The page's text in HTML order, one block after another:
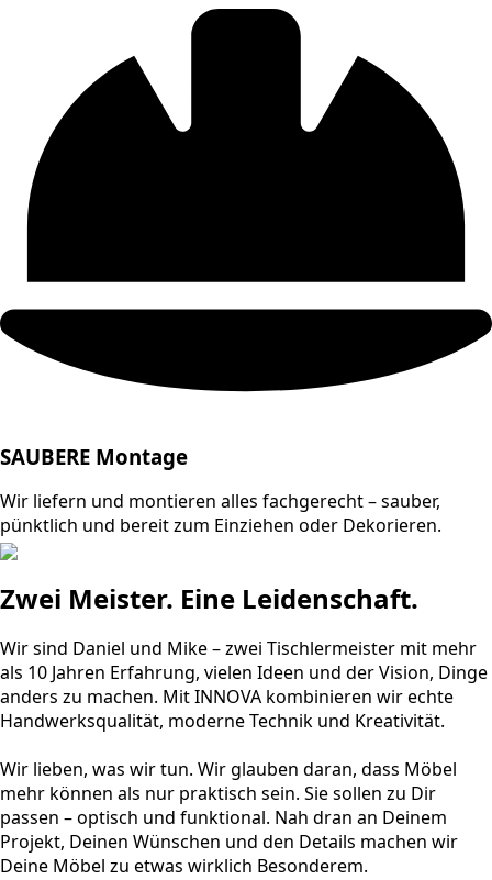
SAUBERE Montage
Wir liefern und montieren alles fachgerecht – sauber,
pünktlich und bereit zum Einziehen oder Dekorieren.
Zwei Meister. Eine Leidenschaft.
Wir sind Daniel und Mike – zwei Tischlermeister mit mehr
als 10 Jahren Erfahrung, vielen Ideen und der Vision, Dinge
anders zu machen. Mit INNOVA kombinieren wir echte
Handwerksqualität, moderne Technik und Kreativität.
Wir lieben, was wir tun. Wir glauben daran, dass Möbel
mehr können als nur praktisch sein. Sie sollen zu Dir
passen – optisch und funktional. Nah dran an Deinem
Projekt, Deinen Wünschen und den Details machen wir
Deine Möbel zu etwas wirklich Besonderem.